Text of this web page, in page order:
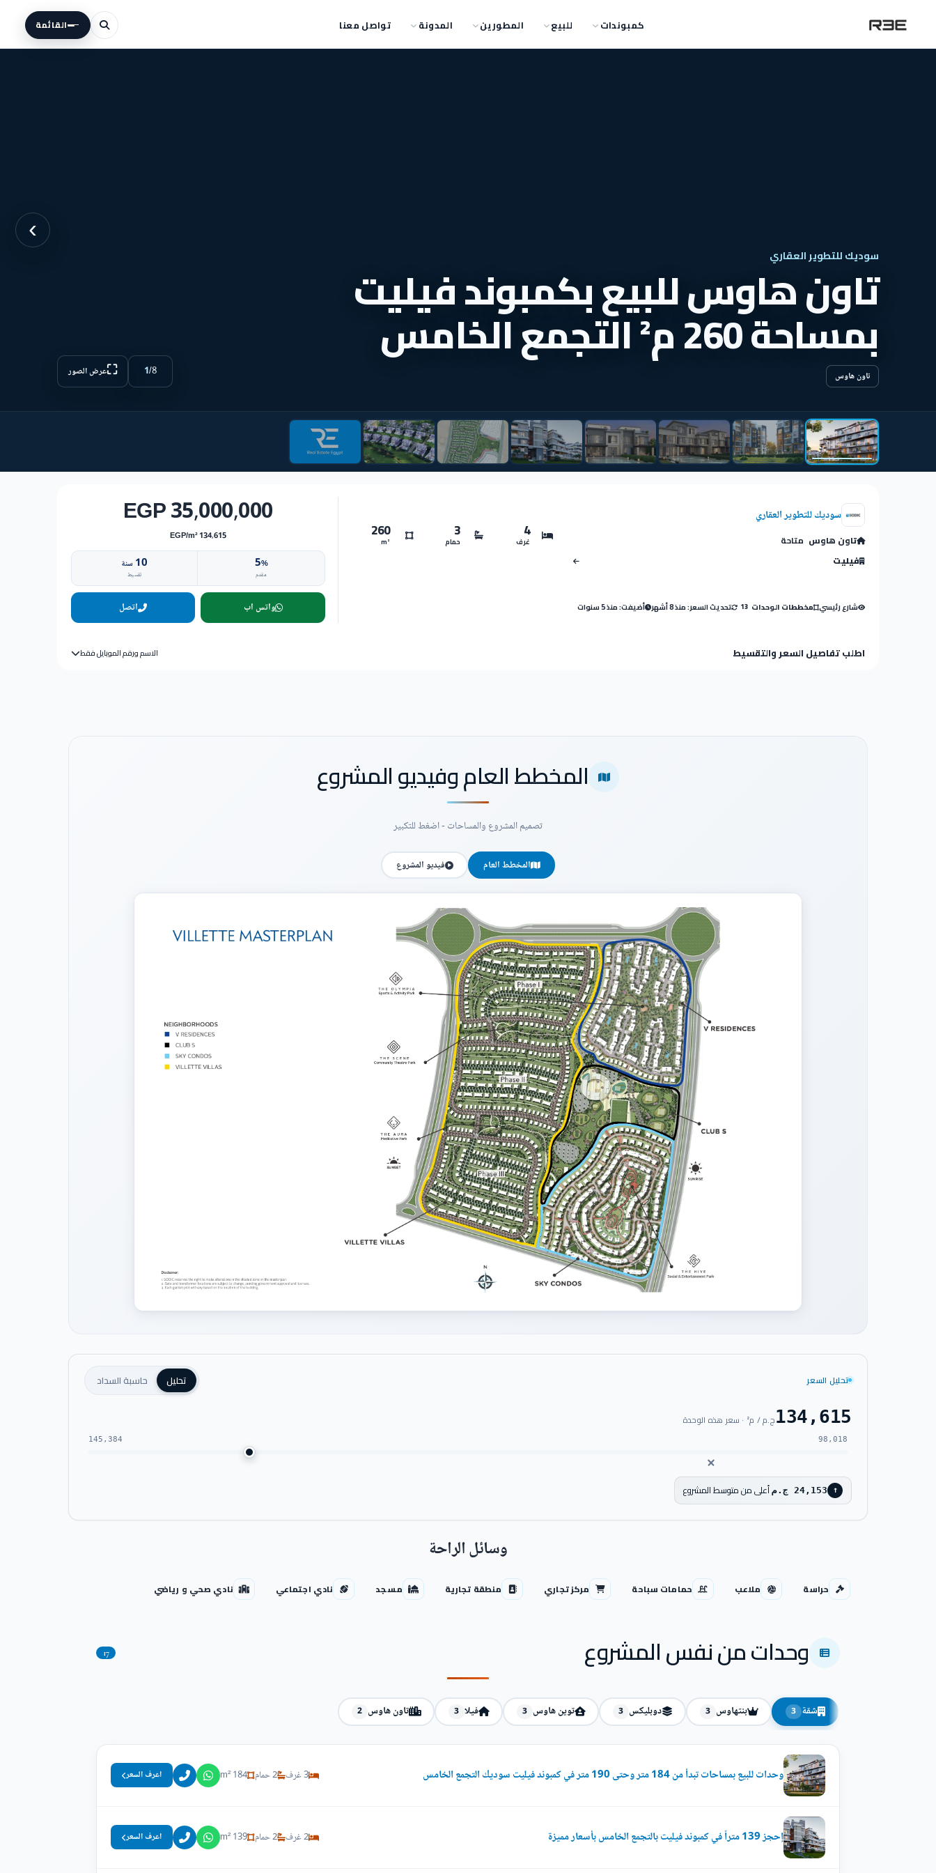
كمبوندات للبيع المطورين المدونة تواصل معنا القائمة
›
سوديك للتطوير العقاري
تاون هاوس للبيع بكمبوند فيليت
بمساحة 260 م² التجمع الخامس
تاون هاوس 1/8
⛶عرض الصور
سوديك للتطوير العقاري
تاون هاوس متاحة
فيليت
4
غرف
3
حمام
260
m²
شارع رئيسي مخططات الوحدات 13 تحديث السعر: منذ 8 أشهر أضيفت: منذ 5 سنوات
35,000,000 EGP
134,615 EGP/m²
5%
مقدم
10 سنة
تقسيط
واتس اب اتصل
اطلب تفاصيل السعر والتقسيط الاسم ورقم الموبايل فقط
المخطط العام وفيديو المشروع
تصميم المشروع والمساحات - اضغط للتكبير
المخطط العام فيديو المشروع
تحليل السعر تحليل حاسبة السداد
134,615ج.م / م² · سعر هذه الوحدة
98,018
145,384
↑ 24,153 ج.م أعلى من متوسط المشروع
وسائل الراحة
حراسة ملاعب حمامات سباحة مركز تجاري منطقة تجارية مسجد نادي اجتماعي نادي صحي و رياضي
وحدات من نفس المشروع 17
شقة 3 بنتهاوس 3 دوبليكس 3 توين هاوس 3 فيلا 3 تاون هاوس 2
وحدات للبيع بمساحات تبدأ من 184 متر وحتى 190 متر في كمبوند فيليت سوديك التجمع الخامس 3 غرف 2 حمام 184 m² اعرف السعر
إحجز 139 متراً في كمبوند فيليت بالتجمع الخامس بأسعار مميزة 2 غرف 2 حمام 139 m² اعرف السعر